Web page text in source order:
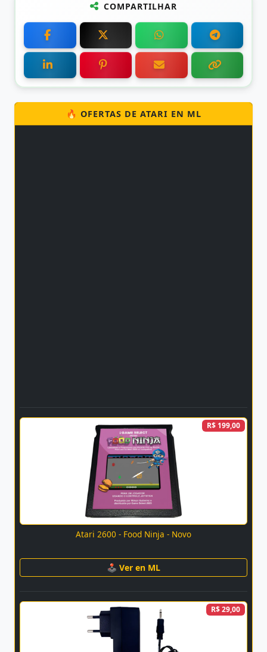
COMPARTILHAR
🔥 OFERTAS DE ATARI EN ML
R$ 199,00
Atari 2600 - Food Ninja - Novo
🕹 Ver en ML
R$ 29,00